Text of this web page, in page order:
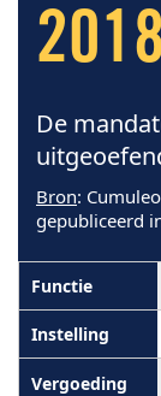
2018
De
Bron:
gepubliceerd